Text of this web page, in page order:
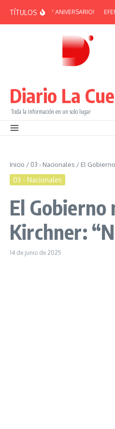
TÍTULOS
PEÑA – 38° ANIVERSARIO!
Diario La
Toda la Información en un solo lugar
Inicio / 03 - Nacionales / El
03 - Nacionales
El
Kirchner:
14 de junio de 2025